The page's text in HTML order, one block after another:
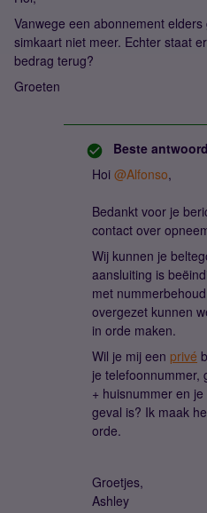
Vanwege een abonnement
simkaart niet meer. Echter staat
bedrag terug?
Groeten
Beste
Hoi ​ @Alfonso,
Bedankt voor je
contact over
Wij kunnen je
aansluiting is
met
overgezet kunnen
in orde maken.
Wil je mij een privé
je telefoonnummer,
+ huisnummer en
geval is? Ik maak
orde.
Groetjes,
Ashley